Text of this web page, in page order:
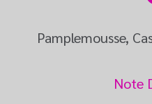
Pamplemousse,
Note